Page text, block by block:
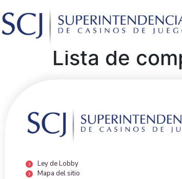
Lista de
Ley de Lobby
Mapa del sitio